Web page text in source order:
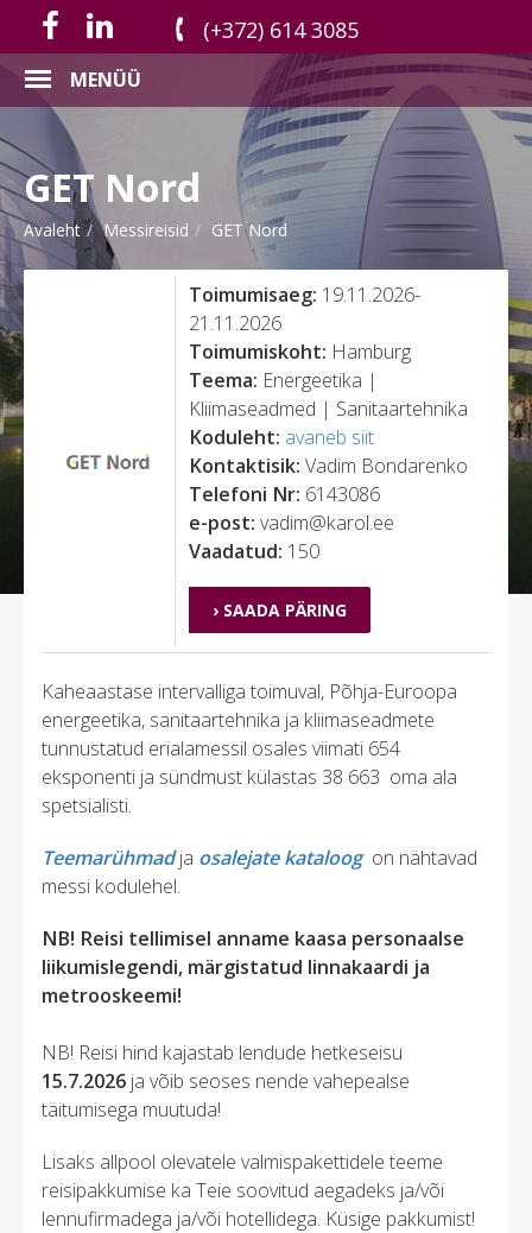
(+372) 614 3085
MENÜÜ
GET Nord
Avaleht Messireisid GET Nord
Toimumisaeg: 19.11.2026-
21.11.2026
Toimumiskoht: Hamburg
Teema: Energeetika |
Kliimaseadmed | Sanitaartehnika
Koduleht: avaneb siit
Kontaktisik:Vadim Bondarenko
Telefoni Nr: 6143086
e-post:vadim@karol.ee
Vaadatud: 150
› SAADA PÄRING
Kaheaastase intervalliga toimuval, Põhja-Euroopa
energeetika, sanitaartehnika ja kliimaseadmete
tunnustatud erialamessil osales viimati 654
eksponenti ja sündmust külastas 38 663 oma ala
spetsialisti.
Teemarühmad ja osalejate kataloog on nähtavad
messi kodulehel.
NB! Reisi tellimisel anname kaasa personaalse
liikumislegendi, märgistatud linnakaardi ja
metrooskeemi!
NB! Reisi hind kajastab lendude hetkeseisu
15.7.2026 ja võib seoses nende vahepealse
täitumisega muutuda!
Lisaks allpool olevatele valmispakettidele teeme
reisipakkumise ka Teie soovitud aegadeks ja/või
lennufirmadega ja/või hotellidega. Küsige pakkumist!